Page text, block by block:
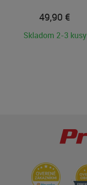
49,90 €
Skladom 2-3 kusy